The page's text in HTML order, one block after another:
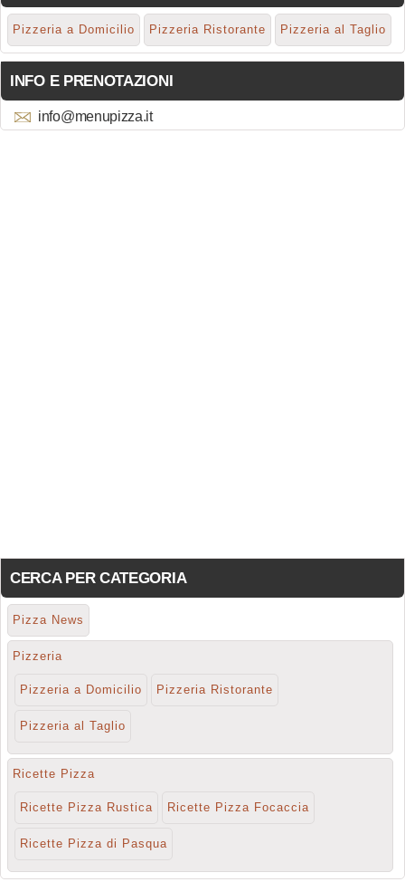
Pizzeria a Domicilio Pizzeria Ristorante Pizzeria al Taglio
INFO E PRENOTAZIONI
info@menupizza.it
CERCA PER CATEGORIA
Pizza News
Pizzeria
Pizzeria a Domicilio Pizzeria Ristorante
Pizzeria al Taglio
Ricette Pizza
Ricette Pizza Rustica Ricette Pizza Focaccia
Ricette Pizza di Pasqua